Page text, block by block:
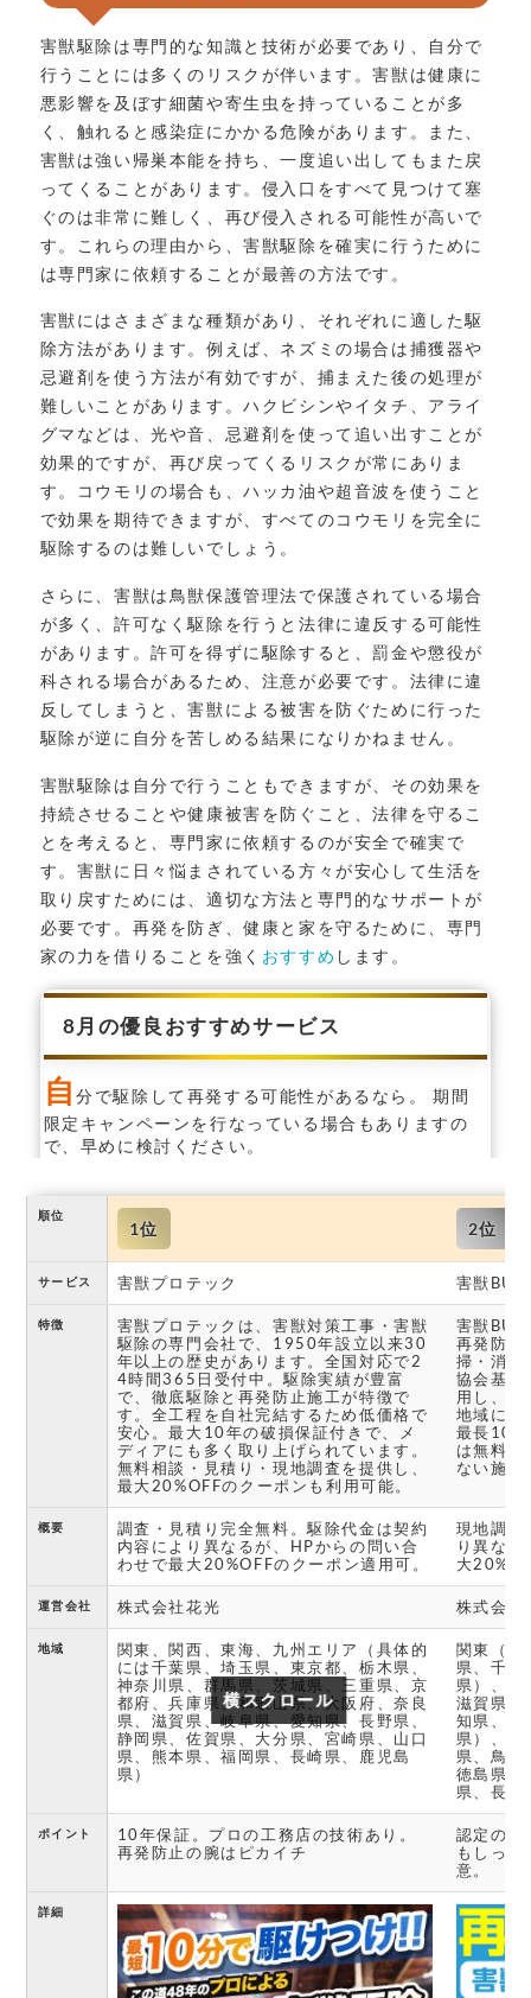
害獣駆除は専門的な知識と技術が必要であり、自分で
行うことには多くのリスクが伴います。害獣は健康に
悪影響を及ぼす細菌や寄生虫を持っていることが多
く、触れると感染症にかかる危険があります。また、
害獣は強い帰巣本能を持ち、一度追い出してもまた戻
ってくることがあります。侵入口をすべて見つけて塞
ぐのは非常に難しく、再び侵入される可能性が高いで
す。これらの理由から、害獣駆除を確実に行うために
は専門家に依頼することが最善の方法です。
害獣にはさまざまな種類があり、それぞれに適した駆
除方法があります。例えば、ネズミの場合は捕獲器や
忌避剤を使う方法が有効ですが、捕まえた後の処理が
難しいことがあります。ハクビシンやイタチ、アライ
グマなどは、光や音、忌避剤を使って追い出すことが
効果的ですが、再び戻ってくるリスクが常にありま
す。コウモリの場合も、ハッカ油や超音波を使うこと
で効果を期待できますが、すべてのコウモリを完全に
駆除するのは難しいでしょう。
さらに、害獣は鳥獣保護管理法で保護されている場合
が多く、許可なく駆除を行うと法律に違反する可能性
があります。許可を得ずに駆除すると、罰金や懲役が
科される場合があるため、注意が必要です。法律に違
反してしまうと、害獣による被害を防ぐために行った
駆除が逆に自分を苦しめる結果になりかねません。
害獣駆除は自分で行うこともできますが、その効果を
持続させることや健康被害を防ぐこと、法律を守るこ
とを考えると、専門家に依頼するのが安全で確実で
す。害獣に日々悩まされている方々が安心して生活を
取り戻すためには、適切な方法と専門的なサポートが
必要です。再発を防ぎ、健康と家を守るために、専門
家の力を借りることを強く おすすめ します。
8月の優良おすすめサービス
自分で駆除して再発する可能性があるなら。 期間
限定キャンペーンを行なっている場合もありますの
で、早めに検討ください。
順位
1位 2位
サービス 害獣プロテック 害獣
特徴
害獣プロテックは、害獣対策工事・害獣
駆除の専門会社で、1950年設立以来30
年以上の歴史があります。全国対応で2
4時間365日受付中。駆除実績が豊富
で、徹底駆除と再発防止施工が特徴で
す。全工程を自社完結するため低価格で
安心。最大10年の破損保証付きで、メ
ディアにも多く取り上げられています。
無料相談・見積り・現地調査を提供し、
最大20%OFFのクーポンも利用可能。
害獣
再発防止
掃・消毒
協会基準
用し、関
地域に対
最長10
は無料で
ない施工
概要
調査・見積り完全無料。駆除代金は契約
内容により異なるが、HPからの問い合
わせで最大20%OFFのクーポン適用可。
現地調査
り異な
大
運営会社 株式会社花光 株式会社
地域
関東、関西、東海、九州エリア（具体的
には千葉県、埼玉県、東京都、栃木県、
神奈川県、群馬県、茨城県、三重県、京
都府、兵庫県、和歌山県、大阪府、奈良
県、滋賀県、岐阜県、愛知県、長野県、
静岡県、佐賀県、大分県、宮崎県、山口
県、熊本県、福岡県、長崎県、鹿児島
県）
関東（東
県、千葉
県）、関
滋賀県、
知県、岐
県）、中
県、鳥取
徳島県、
県、長崎
ポイント
10年保証。プロの工務店の技術あり。
再発防止の腕はピカイチ
認定の薬
もしっ
意。
詳細
横スクロール
横スクロール